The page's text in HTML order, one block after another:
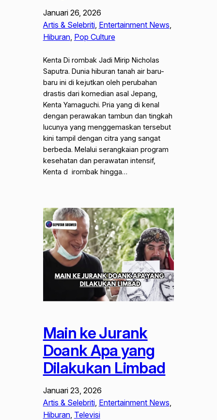
Januari 26, 2026
Artis & Selebriti, Entertainment News
Hiburan, Pop Culture
Kenta Di rombak Jadi Mirip Nicholas
Saputra. Dunia hiburan tanah air baru-
baru ini di kejutkan oleh perubahan
drastis dari komedian asal Jepang,
Kenta Yamaguchi. Pria yang di kenal
dengan perawakan tambun dan tingkah
lucunya yang menggemaskan tersebut
kini tampil dengan citra yang sangat
berbeda. Melalui serangkaian program
kesehatan dan perawatan intensif,
Kenta d irombak hingga…
Main ke Jurank
Doank Apa yang
Dilakukan Limbad
Januari 23, 2026
Artis & Selebriti, Entertainment News
Hiburan, Televisi